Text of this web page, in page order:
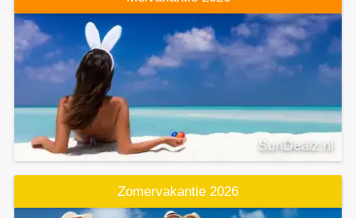
Zomervakantie 2026